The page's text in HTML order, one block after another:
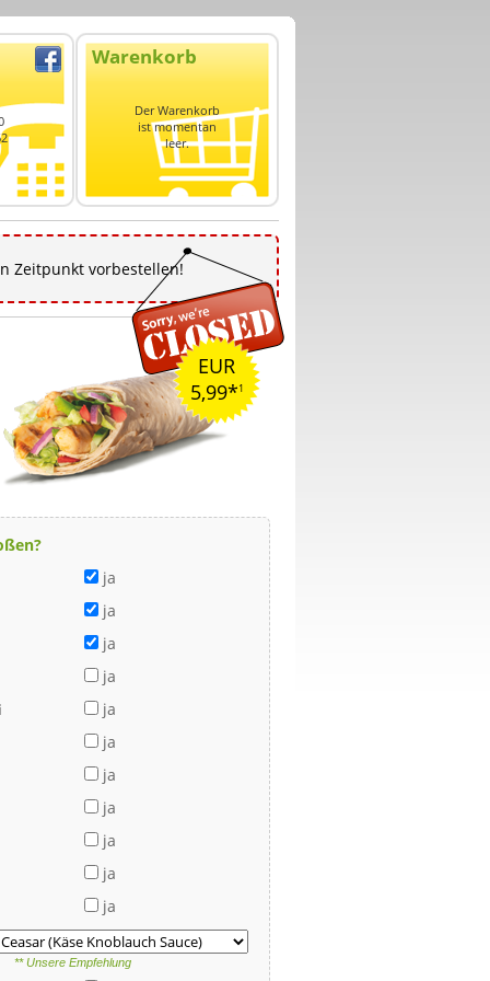
Warenkorb
Der Warenkorb
ist momentan
leer.
Zeitpunkt vorbestellen!
EUR
5,99*1
ja
ja
ja
ja
ja
ja
ja
ja
ja
ja
ja
** Unsere Empfehlung